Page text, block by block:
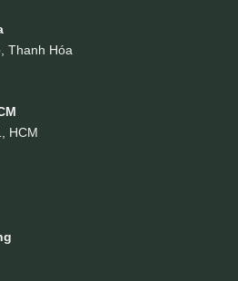
Thanh Hóa
HCM